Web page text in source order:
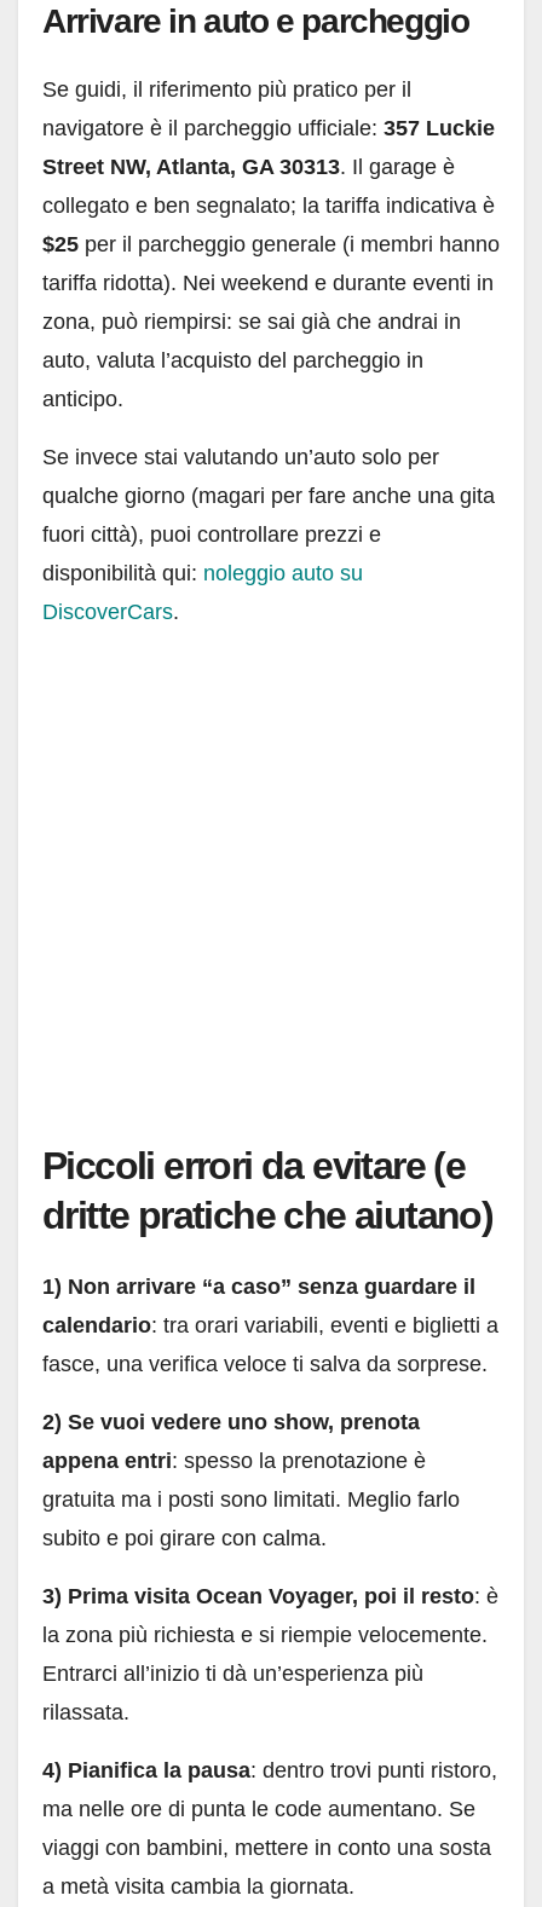
Arrivare in auto e parcheggio
Se guidi, il riferimento più pratico per il
navigatore è il parcheggio ufficiale: 357 Luckie
Street NW, Atlanta, GA 30313. Il garage è
collegato e ben segnalato; la tariffa indicativa è
$25 per il parcheggio generale (i membri hanno
tariffa ridotta). Nei weekend e durante eventi in
zona, può riempirsi: se sai già che andrai in
auto, valuta l’acquisto del parcheggio in
anticipo.
Se invece stai valutando un’auto solo per
qualche giorno (magari per fare anche una gita
fuori città), puoi controllare prezzi e
disponibilità qui: noleggio auto su
DiscoverCars.
Piccoli errori da evitare (e
dritte pratiche che aiutano)
1) Non arrivare “a caso” senza guardare il
calendario: tra orari variabili, eventi e biglietti a
fasce, una verifica veloce ti salva da sorprese.
2) Se vuoi vedere uno show, prenota
appena entri: spesso la prenotazione è
gratuita ma i posti sono limitati. Meglio farlo
subito e poi girare con calma.
3) Prima visita Ocean Voyager, poi il resto: è
la zona più richiesta e si riempie velocemente.
Entrarci all’inizio ti dà un’esperienza più
rilassata.
4) Pianifica la pausa: dentro trovi punti ristoro,
ma nelle ore di punta le code aumentano. Se
viaggi con bambini, mettere in conto una sosta
a metà visita cambia la giornata.